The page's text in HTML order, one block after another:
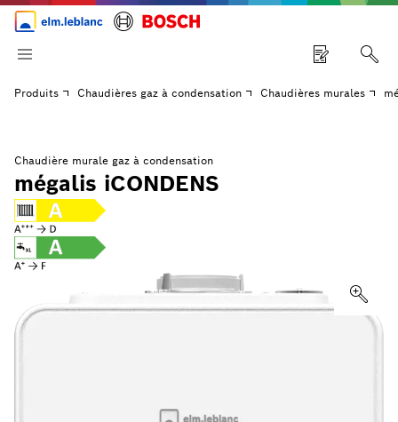
Produits Chaudières gaz à condensation Chaudières murales
Chaudière murale gaz à condensation
mégalis iCONDENS